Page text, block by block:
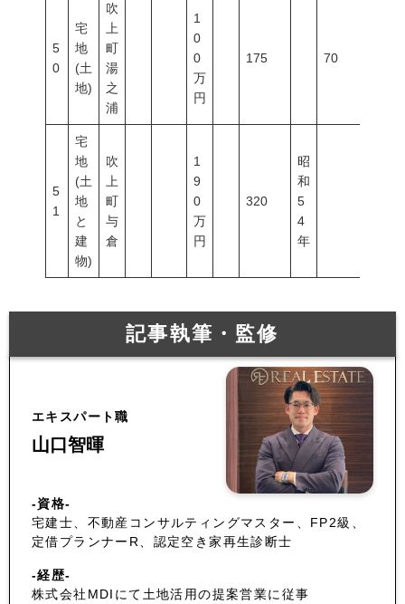
5
0
宅
地
(土
地)
吹
上
町
湯
之
浦
1
0
0
万
円
175 70
5
1
宅
地
(土
地
と
建
物)
吹
上
町
与
倉
1
9
0
万
円
320
昭
和
5
4
年
記事執筆・監修
エキスパート職
山口智暉
-資格-
宅建士、不動産コンサルティングマスター、FP2級、
定借プランナーR、認定空き家再生診断士
-経歴-
株式会社MDIにて土地活用の提案営業に従事